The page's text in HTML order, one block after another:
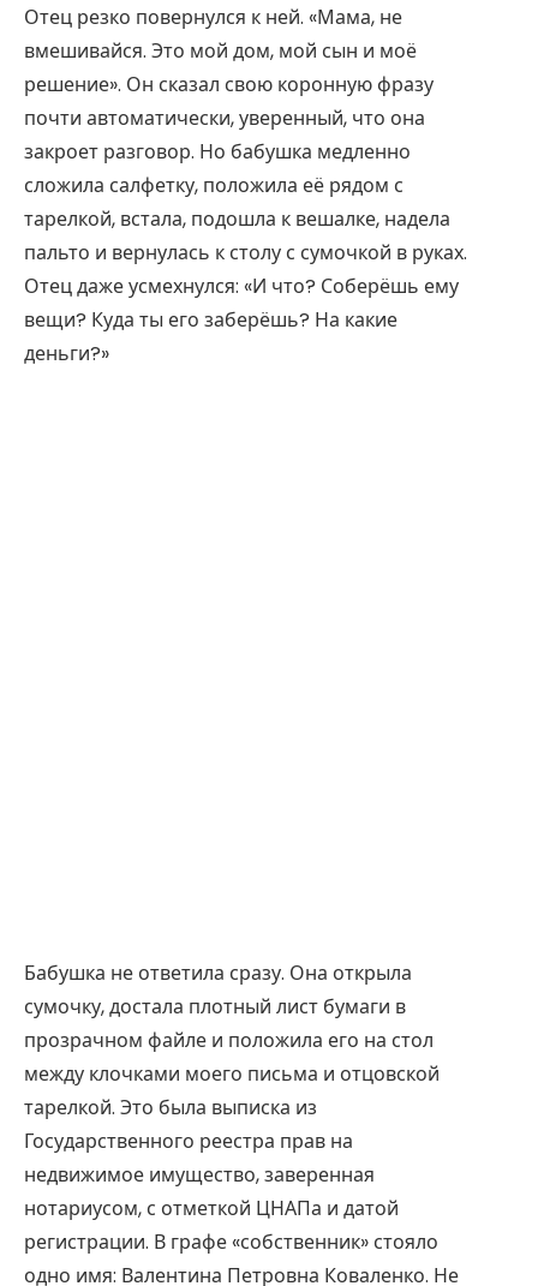
Отец резко повернулся к ней. «Мама, не
вмешивайся. Это мой дом, мой сын и моё
решение». Он сказал свою коронную фразу
почти автоматически, уверенный, что она
закроет разговор. Но бабушка медленно
сложила салфетку, положила её рядом с
тарелкой, встала, подошла к вешалке, надела
пальто и вернулась к столу с сумочкой в руках.
Отец даже усмехнулся: «И что? Соберёшь ему
вещи? Куда ты его заберёшь? На какие
деньги?»
Бабушка не ответила сразу. Она открыла
сумочку, достала плотный лист бумаги в
прозрачном файле и положила его на стол
между клочками моего письма и отцовской
тарелкой. Это была выписка из
Государственного реестра прав на
недвижимое имущество, заверенная
нотариусом, с отметкой ЦНАПа и датой
регистрации. В графе «собственник» стояло
одно имя: Валентина Петровна Коваленко. Не